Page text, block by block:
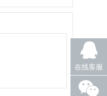
在线客服